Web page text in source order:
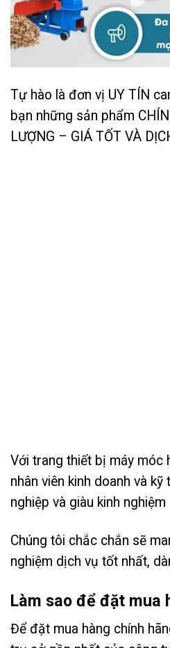
Tự hào là đơn vị UY TÍN
bạn những sản phẩm
LƯỢNG – GIÁ TỐT VÀ
Với trang thiết bị máy móc
nhân viên kinh doanh và
nghiệp và giàu kinh nghiệm
Chúng tôi chắc chắn sẽ
nghiệm dịch vụ tốt nhất,
Làm sao để đặt mua
Để đặt mua hàng chính